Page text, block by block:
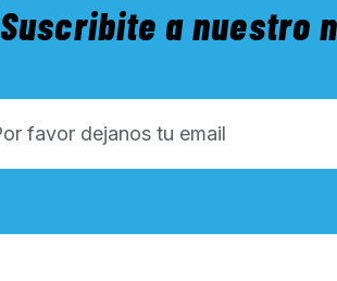
Suscribite a nuestro